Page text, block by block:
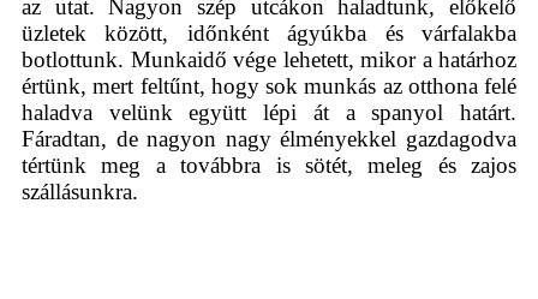
az utat. Nagyon szép utcákon haladtunk, előkelő
üzletek között, időnként ágyúkba és várfalakba
botlottunk. Munkaidő vége lehetett, mikor a határhoz
értünk, mert feltűnt, hogy sok munkás az otthona felé
haladva velünk együtt lépi át a spanyol határt.
Fáradtan, de nagyon nagy élményekkel gazdagodva
tértünk meg a továbbra is sötét, meleg és zajos
szállásunkra.